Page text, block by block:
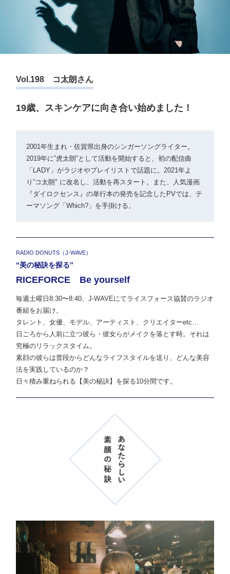
Vol.198 コ太朗さん
19歳、スキンケアに向き合い始めました！
2001年生まれ・佐賀県出身のシンガーソングライター。
2019年に”虎太朗”として活動を開始すると、初の配信曲
「LADY」がラジオやプレイリストで話題に。2021年よ
り”コ太朗" に改名し、活動を再スタート。また、人気漫画
『ダイロクセンス』の単行本の発売を記念したPVでは、テ
ーマソング「Which?」を手掛ける。
RADIO DONUTS（J-WAVE）
“美の秘訣を探る”
RICEFORCE Be yourself
毎週土曜日8:30〜8:40、J-WAVEにてライスフォース協賛のラジオ
番組をお届け。
タレント、女優、モデル、アーティスト、クリエイターetc…
日ごろから人前に立つ彼ら・彼女らがメイクを落とす時。それは
究極のリラックスタイム。
素顔の彼らは普段からどんなライフスタイルを送り、どんな美容
法を実践しているのか？
日々積み重ねられる【美の秘訣】を探る10分間です。